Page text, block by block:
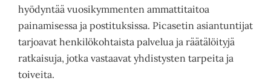
hyödyntää vuosikymmenten ammattitaitoa
painamisessa ja postituksissa. Picasetin asiantuntijat
tarjoavat henkilökohtaista palvelua ja räätälöityjä
ratkaisuja, jotka vastaavat yhdistysten tarpeita ja
toiveita.